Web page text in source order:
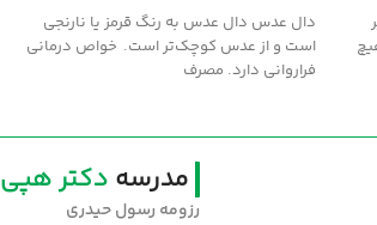
دال عدس دال عدس به رنگ قرمز یا نارنجی
است و از عدس کوچک‌تر است. خواص درمانی
فراروانی دارد. مصرف
مدرسه دکتر هپی
رزومه رسول حیدری